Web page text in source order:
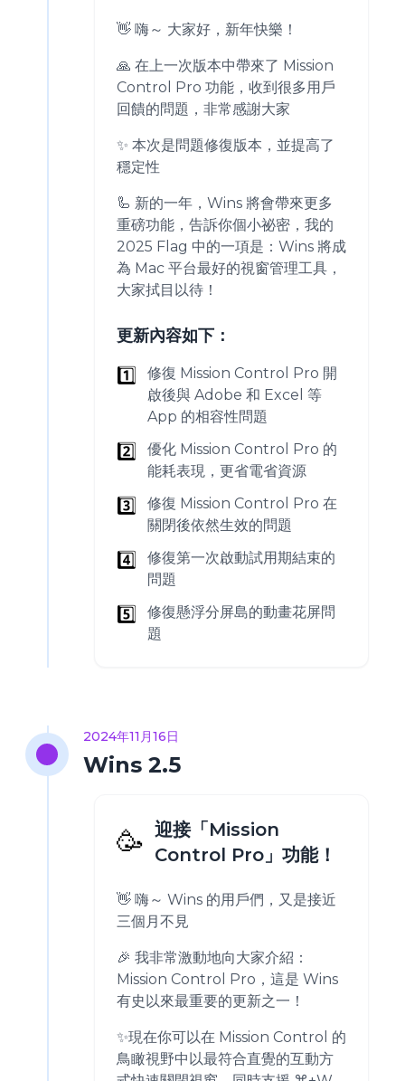
👋 嗨～ 大家好，新年快樂！
🙏 在上一次版本中帶來了 Mission
Control Pro 功能，收到很多用戶
回饋的問題，非常感謝大家
✨ 本次是問題修復版本，並提高了
穩定性
🦾 新的一年，Wins 將會帶來更多
重磅功能，告訴你個小祕密，我的
2025 Flag 中的一項是：Wins 將成
為 Mac 平台最好的視窗管理工具，
大家拭目以待！
更新內容如下：
1️⃣
修復 Mission Control Pro 開
啟後與 Adobe 和 Excel 等
App 的相容性問題
2️⃣
優化 Mission Control Pro 的
能耗表現，更省電省資源
3️⃣
修復 Mission Control Pro 在
關閉後依然生效的問題
4️⃣
修復第一次啟動試用期結束的
問題
5️⃣
修復懸浮分屏島的動畫花屏問
題
2024年11月16日
Wins 2.5
🥳 迎接「Mission
Control Pro」功能！
👋 嗨～ Wins 的用戶們，又是接近
三個月不見
🎉 我非常激動地向大家介紹：
Mission Control Pro，這是 Wins
有史以來最重要的更新之一！
✨現在你可以在 Mission Control 的
鳥瞰視野中以最符合直覺的互動方